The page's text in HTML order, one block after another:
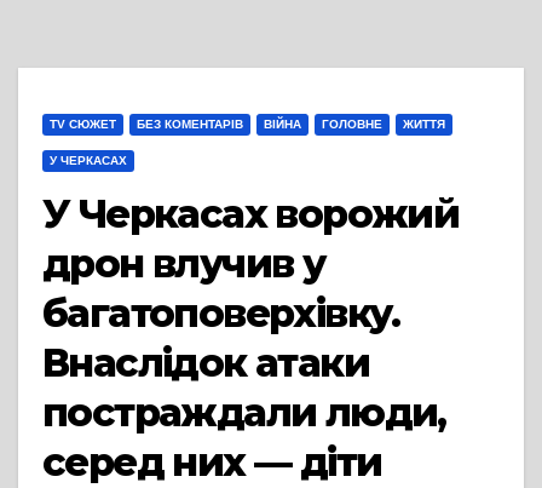
TV СЮЖЕТ БЕЗ КОМЕНТАРІВ ВІЙНА ГОЛОВНЕ ЖИТТЯ
У ЧЕРКАСАХ
У Черкасах ворожий
дрон влучив у
багатоповерхівку.
Внаслідок атаки
постраждали люди,
серед них — діти